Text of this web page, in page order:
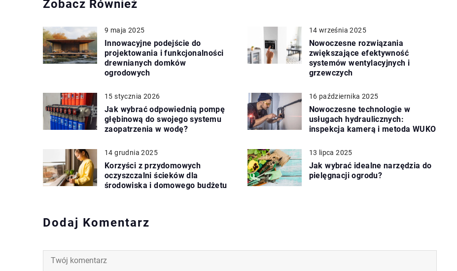
Zobacz Również
9 maja 2025
Innowacyjne podejście do
projektowania i funkcjonalności
drewnianych domków
ogrodowych
14 września 2025
Nowoczesne rozwiązania
zwiększające efektywność
systemów wentylacyjnych i
grzewczych
15 stycznia 2026
Jak wybrać odpowiednią pompę
głębinową do swojego systemu
zaopatrzenia w wodę?
16 października 2025
Nowoczesne technologie w
usługach hydraulicznych:
inspekcja kamerą i metoda WUKO
14 grudnia 2025
Korzyści z przydomowych
oczyszczalni ścieków dla
środowiska i domowego budżetu
13 lipca 2025
Jak wybrać idealne narzędzia do
pielęgnacji ogrodu?
Dodaj Komentarz